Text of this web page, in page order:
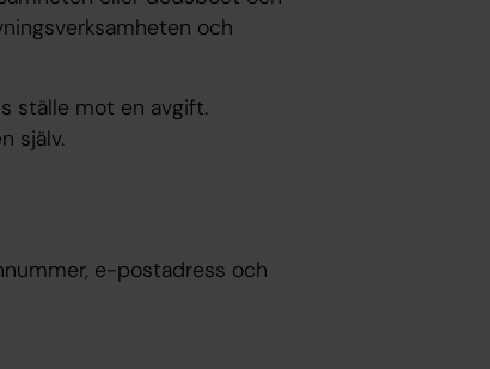
och
ställe mot en avgift.
själv.
e-postadress och